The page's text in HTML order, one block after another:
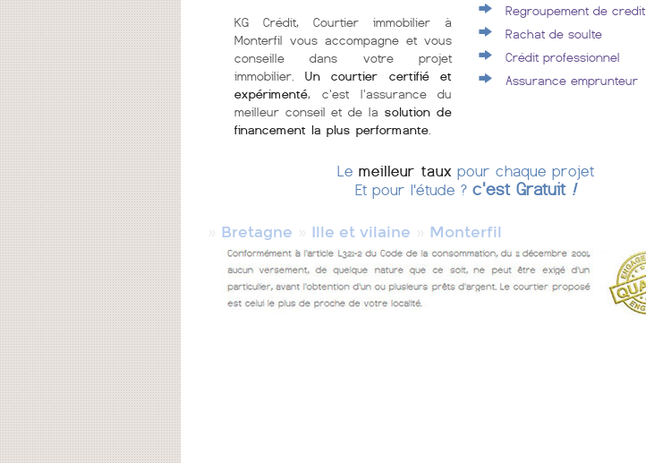
KG Crédit, Courtier immobilier à
Monterfil vous accompagne et vous
conseille dans votre projet
immobilier. Un courtier certifié et
expérimenté, c'est l'assurance du
meilleur conseil et de la solution de
financement la plus performante
Regroupement de credit
Rachat de soulte
Crédit professionnel
Assurance emprunteur
Le meilleur taux pour chaque projet
Et pour l'étude ?c'est Gratuit !
Bretagne Ille et vilaine Monterfil